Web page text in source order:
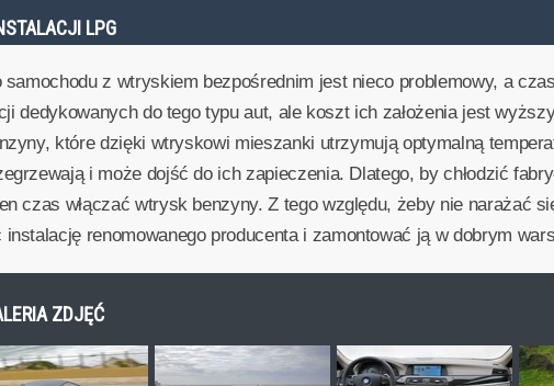
LPG
z wtryskiem bezpośrednim jest nieco problemowy, a
dedykowanych do tego typu aut, ale koszt ich założenia jest
które dzięki wtryskowi mieszanki utrzymują optymalną
i może dojść do ich zapieczenia. Dlatego, by chłodzić
czas włączać wtrysk benzyny. Z tego względu, żeby nie narażać
renomowanego producenta i zamontować ją w dobrym
ZDJĘĆ